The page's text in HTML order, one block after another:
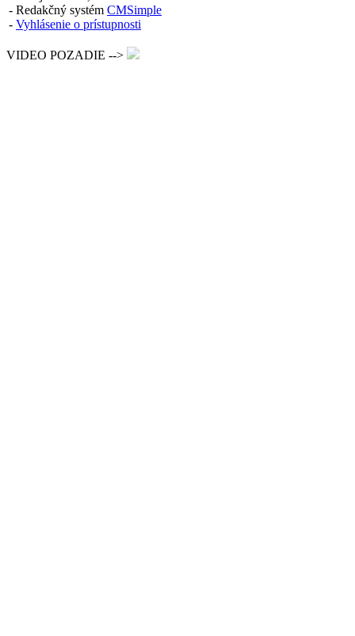
- Redakčný systém CMSimple
- Vyhlásenie o prístupnosti
VIDEO POZADIE -->